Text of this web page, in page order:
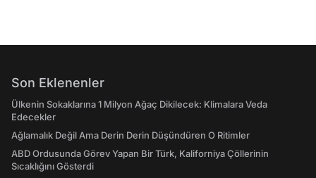
Son Eklenenler
Ülkenin Sokaklarına 1 Milyon Ağaç Dikilecek: Klimalara Veda
Edecekler
Ağlamalık Değil Ama Derin Derin Düşündüren O Ritimler
ABD Ordusunda Görev Yapan Bir Türk, Kaliforniya Çöllerinin
Sıcaklığını Gösterdi